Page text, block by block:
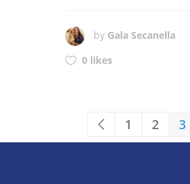
by Gala Secanella
0 likes
1 2 3